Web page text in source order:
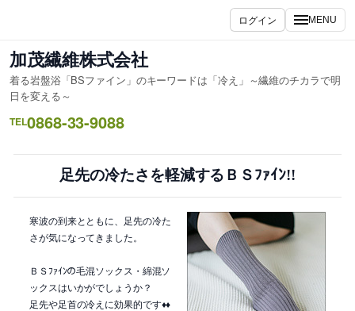
を
ス
キ
ッ
プ
ログイン MENU
加茂繊維株式会社
着る岩盤浴「BSファイン」のキーワードは「冷え」～繊維のチカラで明
日を変える～
TEL0868-33-9088
足先の冷たさを軽減するＢＳﾌｧｲﾝ!!
寒波の到来とともに、足先の冷た
さが気になってきました。
ＢＳﾌｧｲﾝの毛混ソックス・綿混ソ
ックスはいかがでしょうか？
足先や足首の冷えに効果的です♦♦